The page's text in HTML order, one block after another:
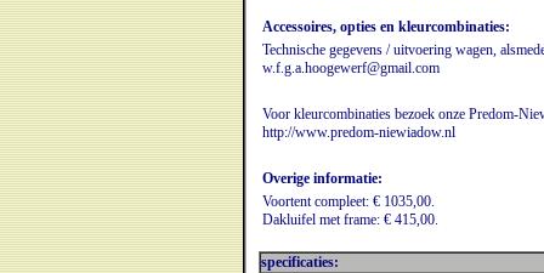
Accessoires, opties en kleurcombinaties:
Technische gegevens / uitvoering wagen,
w.f.g.a.hoogewerf@gmail.com
Voor kleurcombinaties bezoek onze Predom-
http://www.predom-niewiadow.nl
Overige informatie:
Voortent compleet: € 1035,00.
Dakluifel met frame: € 415,00.
specificaties: